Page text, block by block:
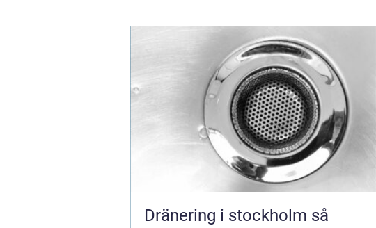
Dränering i stockholm så